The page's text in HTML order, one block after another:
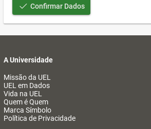
Confirmar Dados
A Universidade
Missão da UEL
UEL em Dados
Vida na UEL
Quem é Quem
Marca Símbolo
Política de Privacidade